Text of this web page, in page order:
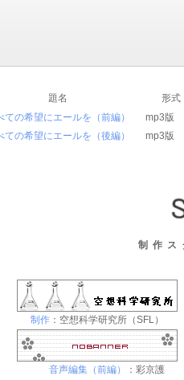
題名
形式
ての希望にエールを（前編）
mp3版
ての希望にエールを（後編）
mp3版
制作
制作 ：空想科学研究所（SFL）
音声編集（前編） ：彩京護